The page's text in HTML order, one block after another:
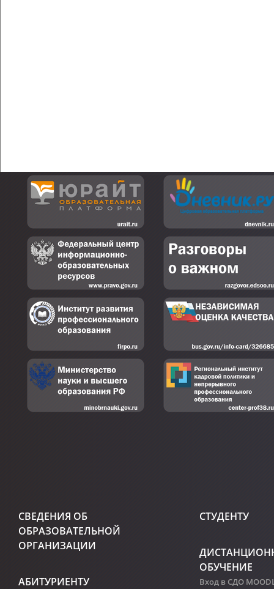
СВЕДЕНИЯ ОБ
ОБРАЗОВАТЕЛЬНОЙ
ОРГАНИЗАЦИИ
АБИТУРИЕНТУ
СТУДЕНТУ
ОБУЧЕНИЕ
Вход в СДО